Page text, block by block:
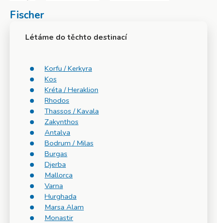
Létáme do těchto destinací
Korfu / Kerkyra
Kos
Kréta / Heraklion
Rhodos
Thassos / Kavala
Zakynthos
Antalya
Bodrum / Milas
Burgas
Djerba
Mallorca
Varna
Hurghada
Marsa Alam
Monastir
Fischer